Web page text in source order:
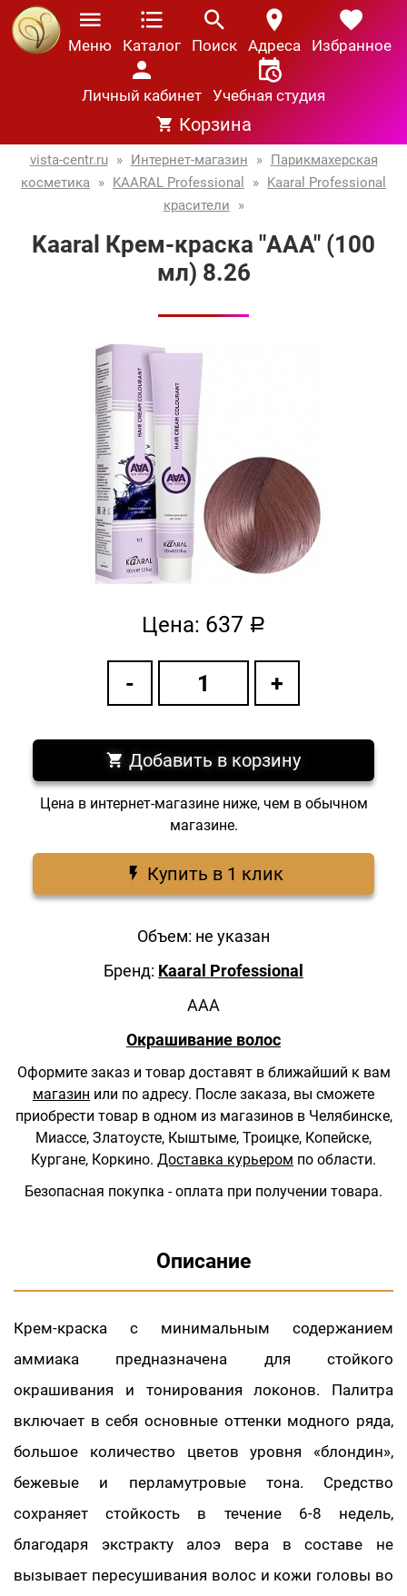
Меню Каталог Поиск Адреса Избранное
Личный кабинет Учебная студия
Корзина
vista-centr.ru » Интернет-магазин » Парикмахерская
косметика » KAARAL Professional » Kaaral Professional
красители
»
Kaaral Крем-краска "AAA" (100
мл) 8.26
Цена: 637 a
Добавить в корзину
Цена в интернет-магазине ниже, чем в обычном
магазине.
Купить в 1 клик
Объем: не указан
Бренд: Kaaral Professional
AAA
Окрашивание волос
Оформите заказ и товар доставят в ближайший к вам
магазин или по адресу. После заказа, вы сможете
приобрести товар в одном из магазинов в Челябинске,
Миассе, Златоусте, Кыштыме, Троицке, Копейске,
Кургане, Коркино. Доставка курьером по области.
Безопасная покупка - оплата при получении товара.
Описание
Крем-краска с минимальным содержанием
аммиака предназначена для стойкого
окрашивания и тонирования локонов. Палитра
включает в себя основные оттенки модного ряда,
большое количество цветов уровня «блондин»,
бежевые и перламутровые тона. Средство
сохраняет стойкость в течение 6-8 недель,
благодаря экстракту алоэ вера в составе не
вызывает пересушивания волос и кожи головы во